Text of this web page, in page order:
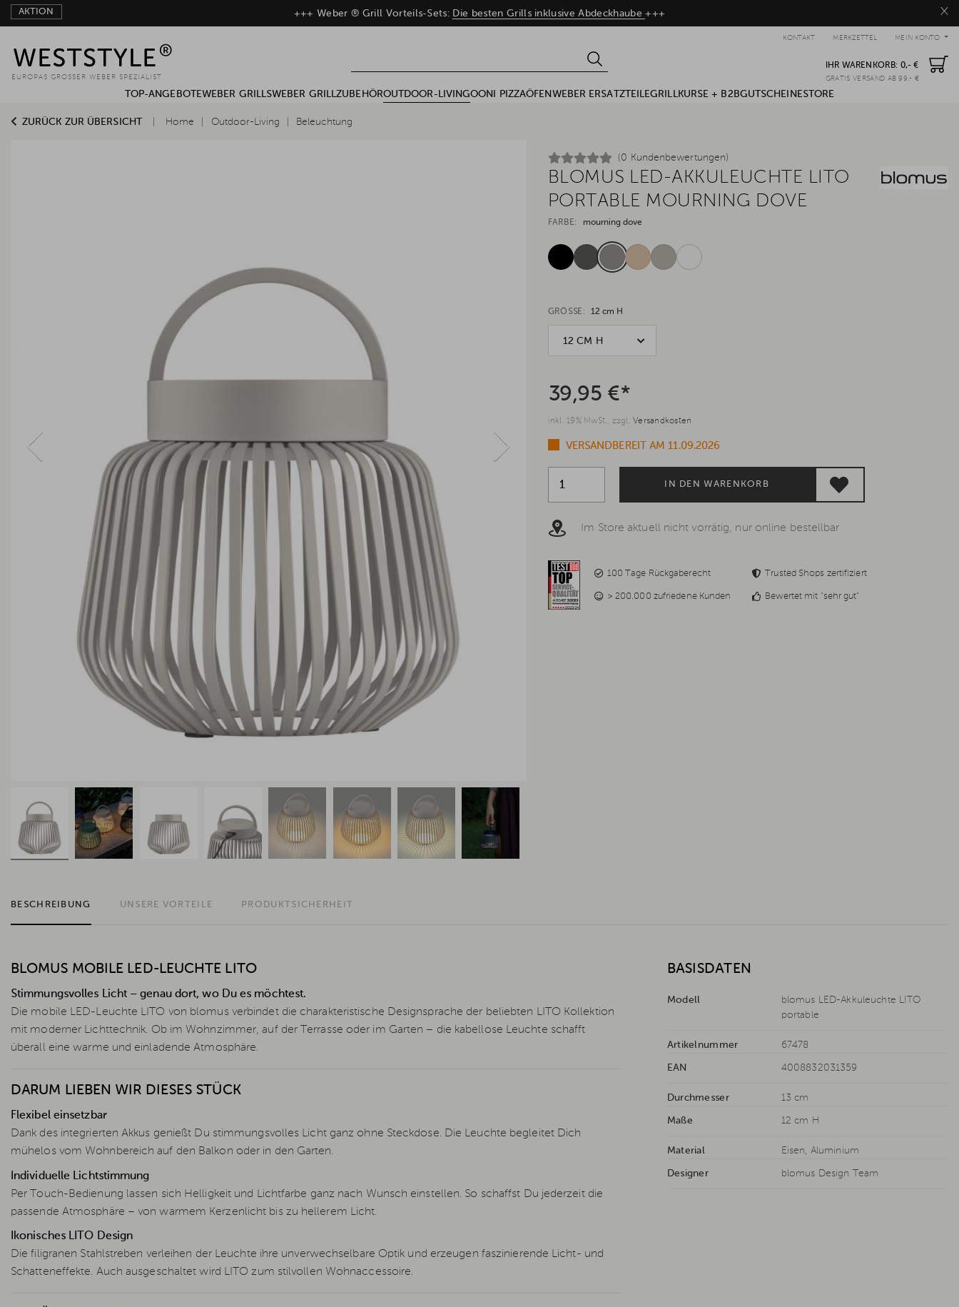
AKTION ×
+++ Weber ® Grill Vorteils-Sets: Die besten Grills inklusive Abdeckhaube+++
MEIN KONTO
MERKZETTEL
KONTAKT
IHR WARENKORB: 0,- €
GRATIS VERSAND AB 99,- €
EUROPAS GROSSER WEBER SPEZIALIST
TOP-ANGEBOTEWEBER GRILLSWEBER GRILLZUBEHÖROUTDOOR-LIVINGOONI PIZZAÖFEN WEBER ERSATZTEILEGRILLKURSE + B2BGUTSCHEINESTORE
ZURÜCK ZUR ÜBERSICHT Home Outdoor-Living Beleuchtung
(0 Kundenbewertungen)
BLOMUS LED-AKKULEUCHTE LITO
PORTABLE MOURNING DOVE
FARBE: mourning dove
GRÖSSE: 12 cm H
12 CM H
39,95 €*
inkl. 19% MwSt., zzgl.Versandkosten
VERSANDBEREIT AM 11.09.2026
IN DEN WARENKORB
Im Store aktuell nicht vorrätig, nur online bestellbar
100 Tage Rückgaberecht Trusted Shops zertifiziert
> 200.000 zufriedene Kunden Bewertet mit "sehr gut"
BESCHREIBUNG UNSERE VORTEILE PRODUKTSICHERHEIT
BLOMUS MOBILE LED-LEUCHTE LITO
Stimmungsvolles Licht – genau dort, wo Du es möchtest.
Die mobile LED-Leuchte LITO von blomus verbindet die charakteristische Designsprache der beliebten LITO Kollektion
mit moderner Lichttechnik. Ob im Wohnzimmer, auf der Terrasse oder im Garten – die kabellose Leuchte schafft
überall eine warme und einladende Atmosphäre.
DARUM LIEBEN WIR DIESES STÜCK
Flexibel einsetzbar
Dank des integrierten Akkus genießt Du stimmungsvolles Licht ganz ohne Steckdose. Die Leuchte begleitet Dich
mühelos vom Wohnbereich auf den Balkon oder in den Garten.
Individuelle Lichtstimmung
Per Touch-Bedienung lassen sich Helligkeit und Lichtfarbe ganz nach Wunsch einstellen. So schaffst Du jederzeit die
passende Atmosphäre – von warmem Kerzenlicht bis zu hellerem Licht.
Ikonisches LITO Design
Die filigranen Stahlstreben verleihen der Leuchte ihre unverwechselbare Optik und erzeugen faszinierende Licht- und
Schatteneffekte. Auch ausgeschaltet wird LITO zum stilvollen Wohnaccessoire.
BASISDATEN
Modell
blomus LED-Akkuleuchte LITO
portable
Artikelnummer 67478
EAN 4008832031359
Durchmesser 13 cm
Maße 12 cm H
Material Eisen, Aluminium
Designer blomus Design Team